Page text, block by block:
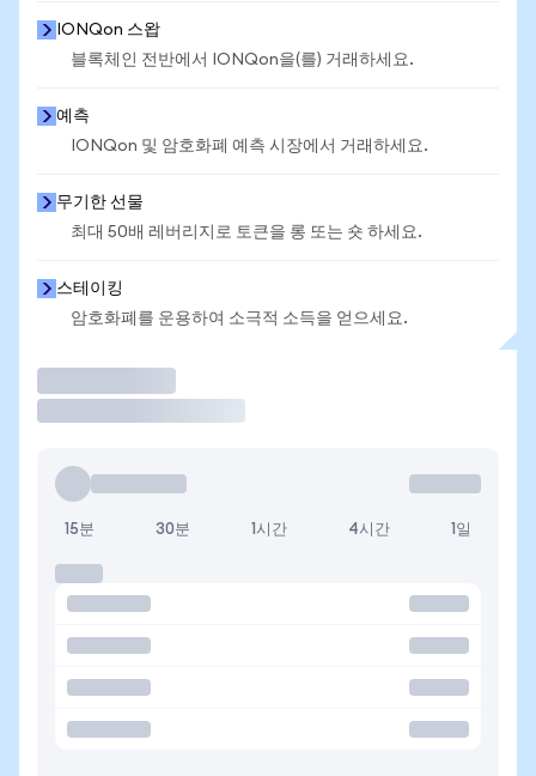
IONQon 스왑
블록체인 전반에서 IONQon을(를) 거래하세요.
예측
IONQon 및 암호화폐 예측 시장에서 거래하세요.
무기한 선물
최대 50배 레버리지로 토큰을 롱 또는 숏 하세요.
스테이킹
암호화폐를 운용하여 소극적 소득을 얻으세요.
15분 30분 1시간 4시간 1일